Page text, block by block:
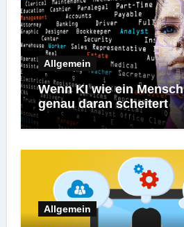
Allgemein
Wenn KI wie ein
genau daran scheitert
Allgemein